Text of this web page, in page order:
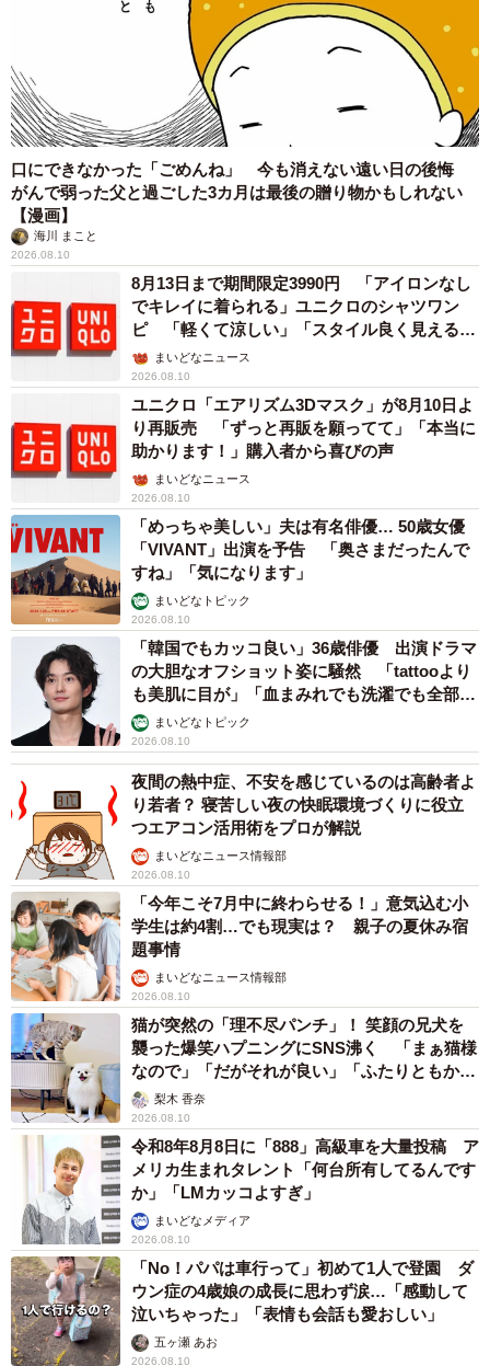
口にできなかった「ごめんね」 今も消えない遠い日の後悔
がんで弱った父と過ごした3カ月は最後の贈り物かもしれない
【漫画】
海川 まこと
2026.08.10
8月13日まで期間限定3990円 「アイロンなし
でキレイに着られる」ユニクロのシャツワン
ピ 「軽くて涼しい」「スタイル良く見える」
の声まいどなニュース
2026.08.10
ユニクロ「エアリズム3Dマスク」が8月10日よ
り再販売 「ずっと再販を願ってて」「本当に
助かります！」購入者から喜びの声
まいどなニュース
2026.08.10
「めっちゃ美しい」夫は有名俳優… 50歳女優
「VIVANT」出演を予告 「奥さまだったんで
すね」「気になります」
まいどなトピック
2026.08.10
「韓国でもカッコ良い」36歳俳優 出演ドラマ
の大胆なオフショット姿に騒然 「tattooより
も美肌に目が」「血まみれでも洗濯でも全部か
っこいい」
まいどなトピック
2026.08.10
夜間の熱中症、不安を感じているのは高齢者よ
り若者？ 寝苦しい夜の快眠環境づくりに役立
つエアコン活用術をプロが解説
まいどなニュース情報部
2026.08.10
「今年こそ7月中に終わらせる！」意気込む小
学生は約4割…でも現実は？ 親子の夏休み宿
題事情
まいどなニュース情報部
2026.08.10
猫が突然の「理不尽パンチ」！ 笑顔の兄犬を
襲った爆笑ハプニングにSNS沸く 「まぁ猫様
なので」「だがそれが良い」「ふたりともかわ
いいね」
梨木 香奈
2026.08.10
令和8年8月8日に「888」高級車を大量投稿 ア
メリカ生まれタレント「何台所有してるんです
か」「LMカッコよすぎ」
まいどなメディア
2026.08.10
「No！パパは車行って」初めて1人で登園 ダ
ウン症の4歳娘の成長に思わず涙…「感動して
泣いちゃった」「表情も会話も愛おしい」
五ヶ瀬 あお
2026.08.10